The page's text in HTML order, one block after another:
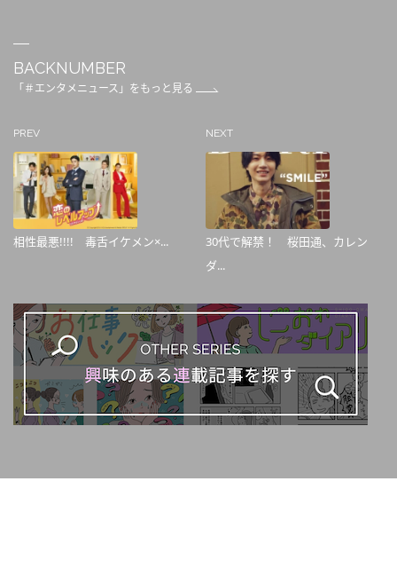
BACKNUMBER
「＃エンタメニュース」をもっと見る
PREV
相性最悪!!!! 毒舌イケメン×...
NEXT
30代で解禁！ 桜田通、カレン
ダ...